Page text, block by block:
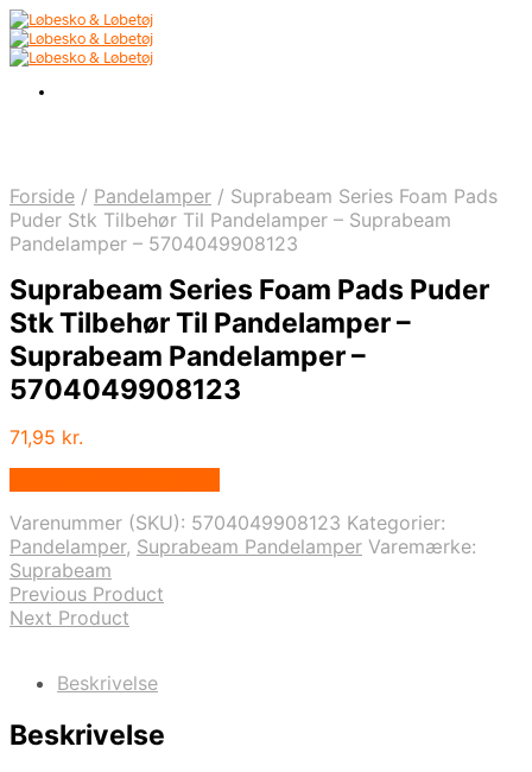
Forside / Pandelamper / Suprabeam Series Foam Pads
Puder Stk Tilbehør Til Pandelamper – Suprabeam
Pandelamper – 5704049908123
Suprabeam Series Foam Pads Puder
Stk Tilbehør Til Pandelamper –
Suprabeam Pandelamper –
5704049908123
71,95 kr.
Varenummer (SKU): 5704049908123 Kategorier:
Pandelamper, Suprabeam Pandelamper Varemærke:
Suprabeam
Previous Product
Next Product
Beskrivelse
Beskrivelse